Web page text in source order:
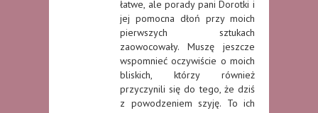
łatwe, ale porady pani Dorotki i
jej pomocna dłoń przy moich
pierwszych sztukach
zaowocowały. Muszę jeszcze
wspomnieć oczywiście o moich
bliskich, którzy również
przyczynili się do tego, że dziś
z powodzeniem szyję. To ich